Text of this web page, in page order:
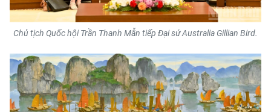
MỘT SẢN PHẨM
MEDIA CENTER
E-Magazine
Chủ tịch Quốc hội Trần Thanh Mẫn tiếp Đại sứ Australia Gillian Bird.